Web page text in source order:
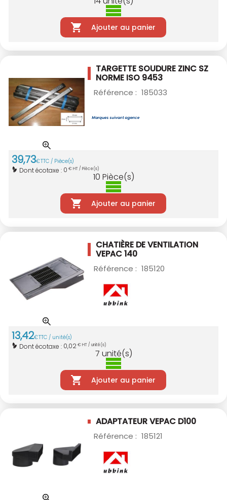
Ajouter au panier
TARGETTE SOUDURE ZINC SZ
NORME ISO 9453
Référence : 185033
39,73€TTC / Pièce(s)
Dont écotaxe : 0 € HT / Pièce(s)
10 Pièce(s)
Ajouter au panier
CHATIÈRE DE VENTILATION
VEPAC 140
Référence : 185120
13,42€TTC / unité(s)
Dont écotaxe : 0,02€ HT / unité(s)
7 unité(s)
Ajouter au panier
ADAPTATEUR VEPAC D100
Référence : 185121